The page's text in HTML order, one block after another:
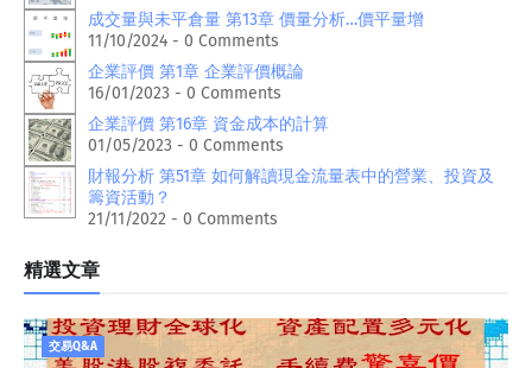
成交量與未平倉量 第13章 價量分析…價平量增
11/10/2024 - 0 Comments
企業評價 第1章 企業評價概論
16/01/2023 - 0 Comments
企業評價 第16章 資金成本的計算
01/05/2023 - 0 Comments
財報分析 第51章 如何解讀現金流量表中的營業、投資及
籌資活動？
21/11/2022 - 0 Comments
精選文章
交易Q&A